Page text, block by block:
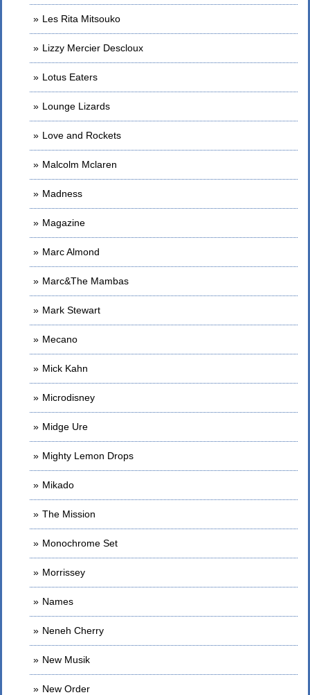
Les Rita Mitsouko
Lizzy Mercier Descloux
Lotus Eaters
Lounge Lizards
Love and Rockets
Malcolm Mclaren
Madness
Magazine
Marc Almond
Marc&The Mambas
Mark Stewart
Mecano
Mick Kahn
Microdisney
Midge Ure
Mighty Lemon Drops
Mikado
The Mission
Monochrome Set
Morrissey
Names
Neneh Cherry
New Musik
New Order